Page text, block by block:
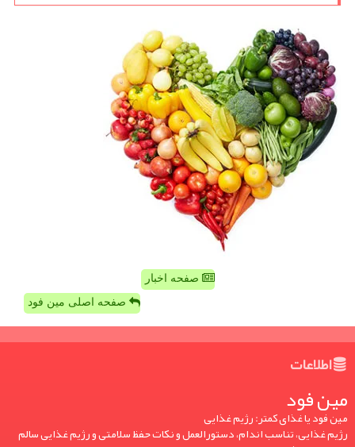
صفحه اخبار
صفحه اصلی مین فود
اطلاعات
مین فود
مین فود یا غذای کمتر: رژیم غذایی
رژیم غذایی، تناسب اندام، دستورالعمل و نکات حفظ سلامتی و رژیم غذایی سالم